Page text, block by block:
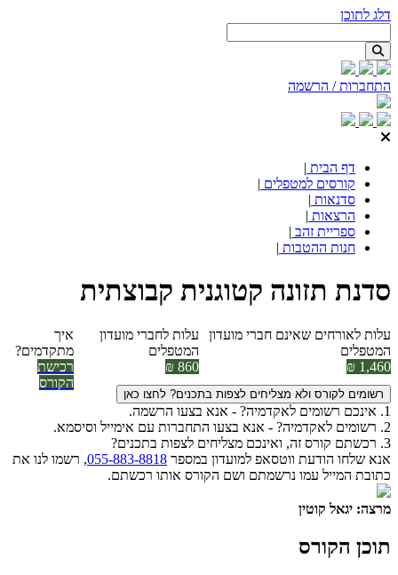
דלג לתוכן
התחברות / הרשמה
דף הבית |
קורסים למטפלים |
סדנאות |
הרצאות |
ספריית זהב |
חנות ההטבות |
סדנת תזונה קטוגנית קבוצתית
עלות לאורחים שאינם חברי מועדון
המטפלים
1,460 ₪
עלות לחברי מועדון
המטפלים
860 ₪
איך
מתקדמים?
רכישת
הקורס
רשומים לקורס ולא מצליחים לצפות בתכנים? לחצו כאן
1. אינכם רשומים לאקדמיה? - אנא בצעו הרשמה.
2. רשומים לאקדמיה? - אנא בצעו התחברות עם אימייל וסיסמא.
3. רכשתם קורס זה, ואינכם מצליחים לצפות בתכנים?
אנא שלחו הודעת ווטסאפ למועדון במספר 055-883-8818, רשמו לנו את
כתובת המייל עמו נרשמתם ושם הקורס אותו רכשתם.
מרצה: יגאל קוטין
תוכן הקורס